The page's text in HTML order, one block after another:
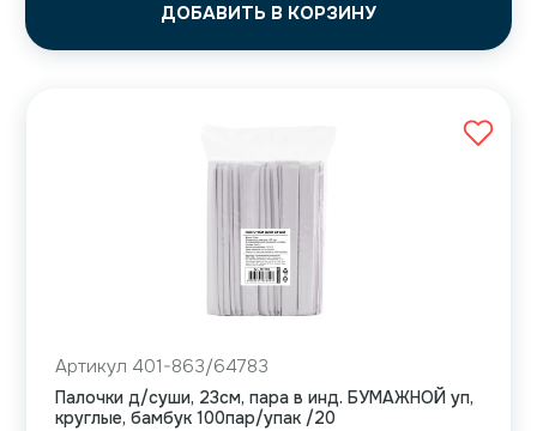
ДОБАВИТЬ В КОРЗИНУ
Артикул 401-863/64783
Палочки д/суши, 23см, пара в инд. БУМАЖНОЙ уп,
круглые, бамбук 100пар/упак /20